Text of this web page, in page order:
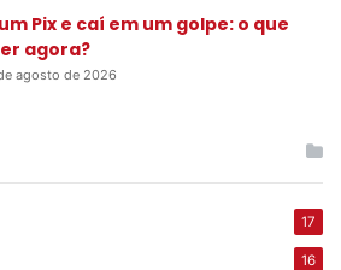
Pix e caí em um golpe: o que
agora?
agosto de 2026
17
16